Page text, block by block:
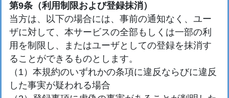
第9条（利用制限および登録抹消）
当方は、以下の場合には、事前の通知なく、ユー
ザに対して、本サービスの全部もしくは一部の利
用を制限し、またはユーザとしての登録を抹消す
ることができるものとします。
（1）本規約のいずれかの条項に違反ならびに違反
した事実が疑われる場合